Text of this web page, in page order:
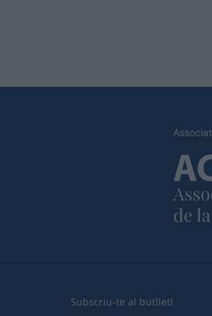
Subscriu-te al butlletí